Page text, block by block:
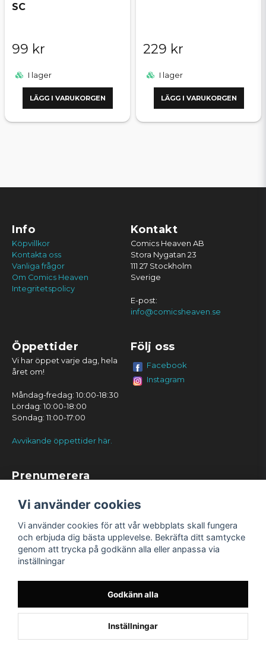
SC
99 kr
I lager
LÄGG I VARUKORGEN
229 kr
I lager
LÄGG I VARUKORGEN
Info
Köpvillkor
Kontakta oss
Vanliga frågor
Om Comics Heaven
Integritetspolicy
Kontakt
Comics Heaven AB
Stora Nygatan 23
111 27 Stockholm
Sverige
E-post:
info@comicsheaven.se
Öppettider
Vi har öppet varje dag, hela
året om!
Måndag-fredag: 10:00-18:30
Lördag: 10:00-18:00
Söndag: 11:00-17:00
Avvikande öppettider här.
Följ oss
Facebook
Instagram
Prenumerera
Vi använder cookies
Vi använder cookies för att vår webbplats skall fungera
och erbjuda dig bästa upplevelse. Bekräfta ditt samtycke
genom att trycka på godkänn alla eller anpassa via
inställningar
Godkänn alla
Inställningar